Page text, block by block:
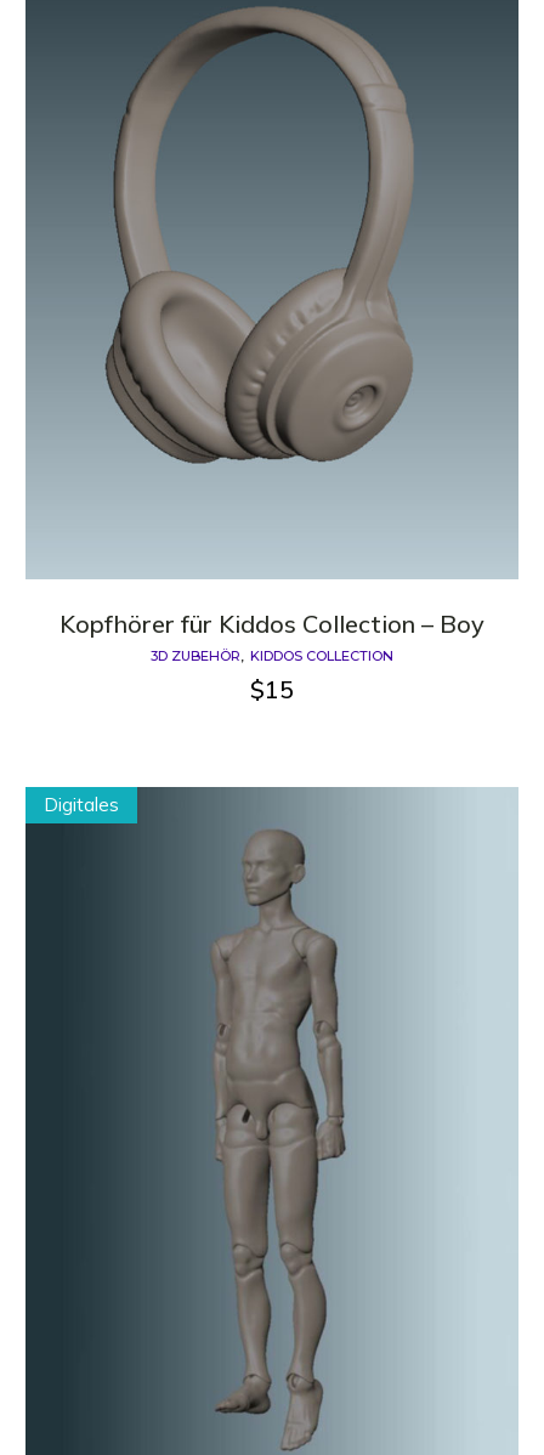
Kopfhörer für Kiddos Сollection – Boy
3D ZUBEHÖR KIDDOS COLLECTION
$15
Digitales